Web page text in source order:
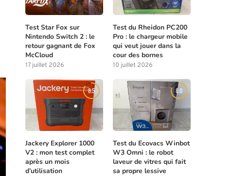
Test Star Fox sur
Nintendo Switch 2 : le
retour gagnant de Fox
McCloud
17 juillet 2026
Test du Rheidon PC200
Pro : le chargeur mobile
qui veut jouer dans la
cour des bornes
10 juillet 2026
8.5
Jackery Explorer 1000
V2 : mon test complet
après un mois
d’utilisation
8.0
Test du Ecovacs Winbot
W3 Omni : le robot
laveur de vitres qui fait
sa propre lessive